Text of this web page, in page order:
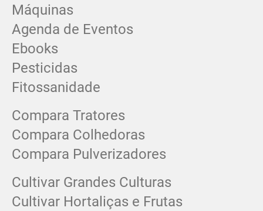
Máquinas
Agenda de Eventos
Ebooks
Pesticidas
Fitossanidade
Compara Tratores
Compara Colhedoras
Compara Pulverizadores
Cultivar Grandes Culturas
Cultivar Hortaliças e Frutas